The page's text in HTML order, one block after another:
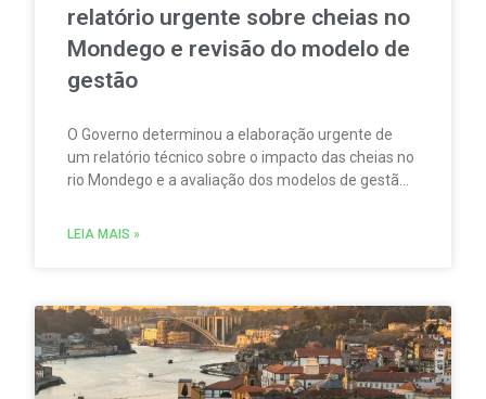
relatório urgente sobre cheias no
Mondego e revisão do modelo de
gestão
O Governo determinou a elaboração urgente de
um relatório técnico sobre o impacto das cheias no
rio Mondego e a avaliação dos modelos de gestão
infraestruturas da bacia às atuais exigências
LEIA MAIS »